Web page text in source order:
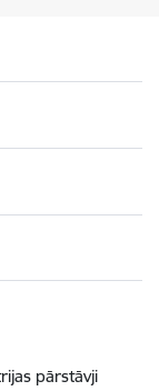
pārstāvji